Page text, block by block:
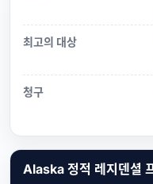
최고의 대상
청구
Alaska 정적 레지덴셜